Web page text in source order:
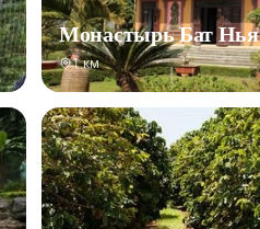
Монастырь Бат Нья
1 км